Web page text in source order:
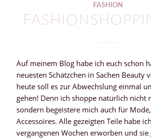
FASHION
Auf meinem Blog habe ich euch schon
neuesten Schätzchen in Sachen Beauty
heute soll es zur Abwechslung einmal
gehen! Denn ich shoppe natürlich nicht
sondern begeistere mich auch für
Accessoires. Alle gezeigten Teile habe
vergangenen Wochen erworben und sie